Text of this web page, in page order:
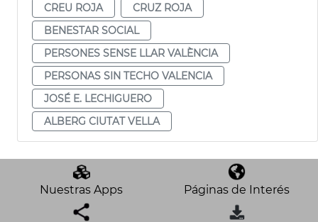
CREU ROJA
CRUZ ROJA
BENESTAR SOCIAL
PERSONES SENSE LLAR VALÈNCIA
PERSONAS SIN TECHO VALENCIA
JOSÉ E. LECHIGUERO
ALBERG CIUTAT VELLA
Nuestras Apps Páginas de Interés